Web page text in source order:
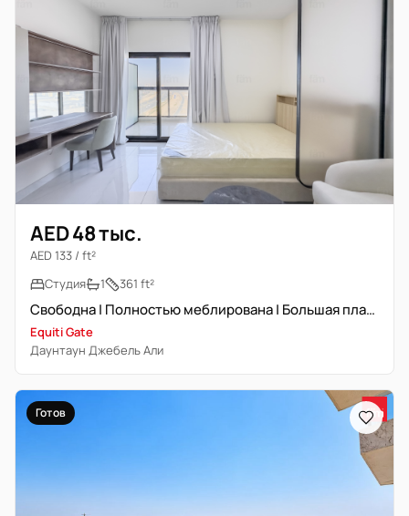
AED 48 тыс.
AED 133 / ft²
Студия
1 361 ft²
Свободна | Полностью меблирована | Большая планировка
Equiti Gate
Даунтаун Джебель Али
Готов